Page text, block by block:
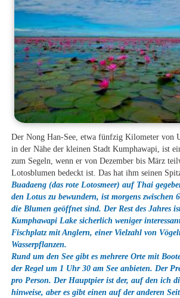
Der Nong Han-See, etwa fünfzig Kilometer von
in der Nähe der kleinen Stadt Kumphawapi, ist
zum Segeln, wenn er von Dezember bis März
Lotosblumen bedeckt ist. Das hat ihm seinen
Buadaeng(das rote Lotosmeer) auf Thai
den Lotus zu bewundern, ist morgens zwischen
die Blumen geöffnet sind. Der Rest des Jahres
Kumphawapi Lake sicherlich weniger
Fischplatz mit Anglern, einer Vielzahl von
Wasserpflanzen.
Rund um den See gibt es mehrere Orte mit
der Regel um 1 Uhr 30 am See anbieten. Der
pro Person. Der Hauptpier ist der, auf den ich
hinweise, aber es gibt einen auf der anderen